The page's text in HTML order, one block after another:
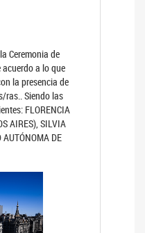
Ceremonia de
a lo que
la presencia de
ras.. Siendo las
FLORENCIA
AIRES), SILVIA
DE